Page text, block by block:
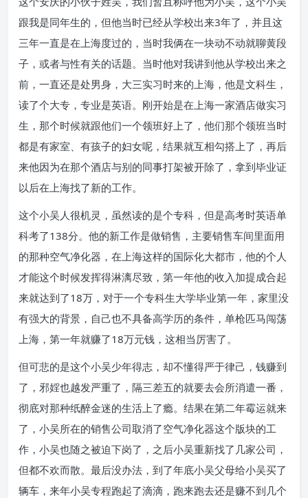
跟我是同年生的，但他当时已经从学校出来3年了，并且这
三年一直是在上海度过的，当时我俩在一块动不动就聊黄段
子，或者与性有关的话题。 当时他对我讲到他从学校出来之
前，一直还是处男身，大三实习时来的上海，他是文科生，
读了个大专，专业是英语。 刚开始是在上海一家酒店做实习
生，那个时候就跟他们一个领班好上了，他们那个领班当时
都是有家室、有孩子的妇女呢，结果就互相勾搭上了，再后
来他因为在那个酒店与别的同事打架被开除了，拿到毕业证
以后在上海找了新的工作。
这个小吴人很机灵，虽然读的是个专科，但是高考时英语单
科考了138分。 他的新工作是做销售，主要销售车间里面用
的那种空气净化器，在上海这样的国际化大都市，他的个人
才能这个时候发挥得淋漓尽致，第一年他的收入加提成合起
来就达到了18万，对于一个专科生大学毕业第一年，家里没
有强大的背景，自己也不具备高学历的条件，单枪匹马闯荡
上海，第一年就赚了18万元钱，这相当厉害了。
但可悲的是这个小吴少年得志，却不懂得严于律己，钱赚到
了，邪婬也越发严重了，隔三差五的就要去会所消遣一番，
彻底对那种纸醉金迷的生活上了瘾。 结果在第二年霉运就来
了，小吴所在的销售公司取消了空气净化器这个版块的工
作，小吴也随之被迫下岗了，之后小吴重新找了几家公司，
但都不欢而散。 最后没办法，到了年底小吴父母给小吴买了
辆车，来年小吴专程跑起了滴滴，跑来跑去还是赚不到几个